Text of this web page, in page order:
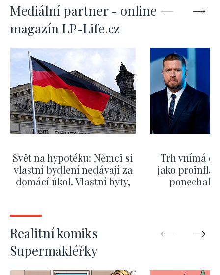
Mediální partner - online
magazín LP-Life.cz
Svět na hypotéku: Němci si
vlastní bydlení nedávají za
domácí úkol. Vlastní byty,
Trh vnímá
jako
ponechali
Realitní komiks
Supermakléřky